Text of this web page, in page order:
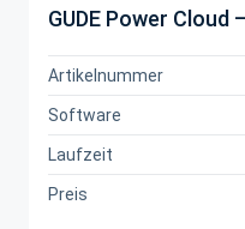
GUDE Power Cloud
Artikelnummer
Software
Laufzeit
Preis